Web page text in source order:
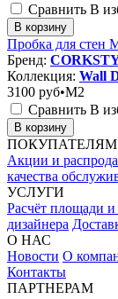
Сравнить В
В корзину
Пробка для стен
Бренд:
Коллекция: Wall
3100 руб•M2
Сравнить В
В корзину
ПОКУПАТЕЛЯМ
Акции и
качества
УСЛУГИ
Расчёт площади и
дизайнера
О НАС
Новости О
Контакты
ПАРТНЕРАМ